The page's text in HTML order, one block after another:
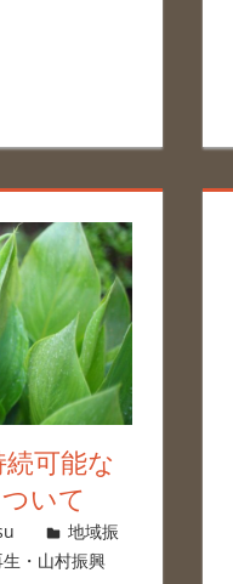
可能な
いて
地域振
・山村振興